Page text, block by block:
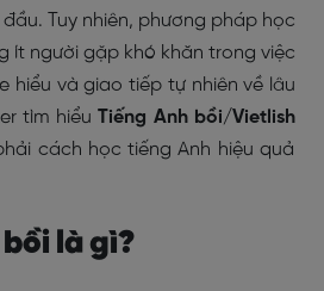
Tuy nhiên, phương pháp học
ít người gặp khó khăn trong việc
hiểu và giao tiếp tự nhiên về lâu
tìm hiểuTiếng Anh bồi/Vietlish
cách học tiếng Anh hiệu quả
là gì?